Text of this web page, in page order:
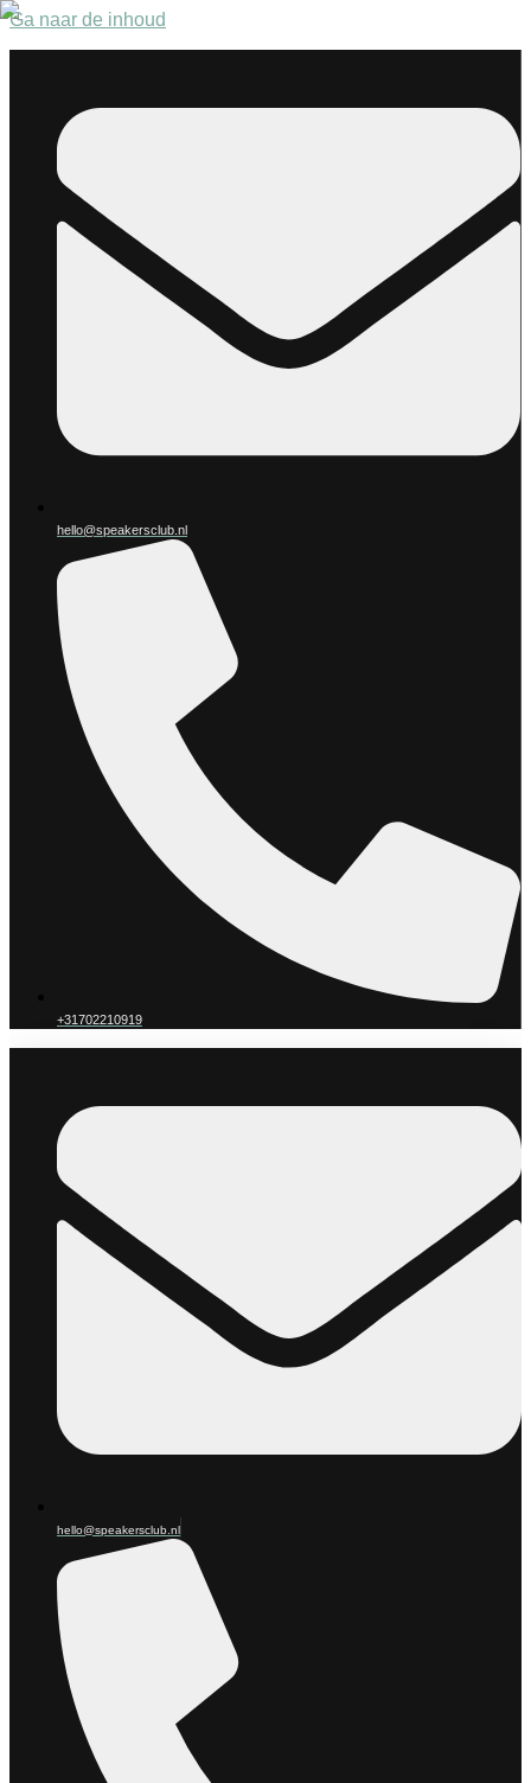
Ga naar de inhoud
hello@speakersclub.nl
+31702210919
hello@speakersclub.nl